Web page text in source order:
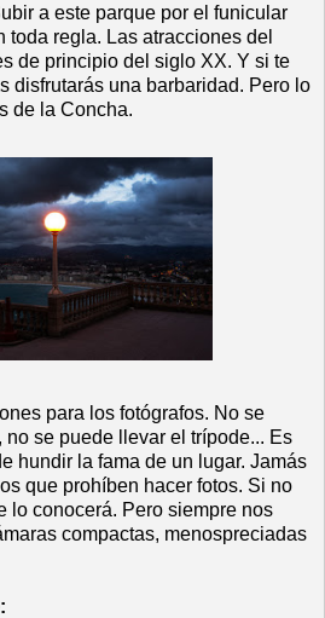
a este parque por el funicular
toda regla. Las atracciones del
de principio del siglo XX. Y si te
disfrutarás una barbaridad. Pero lo
de la Concha.
para los fotógrafos. No se
se puede llevar el trípode... Es
hundir la fama de un lugar. Jamás
que prohíben hacer fotos. Si no
lo conocerá. Pero siempre nos
compactas, menospreciadas